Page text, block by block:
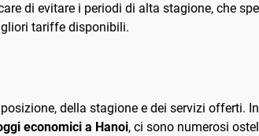
di evitare i periodi di alta stagione, che
tariffe disponibili.
della stagione e dei servizi offerti.
economici a Hanoi, ci sono numerosi